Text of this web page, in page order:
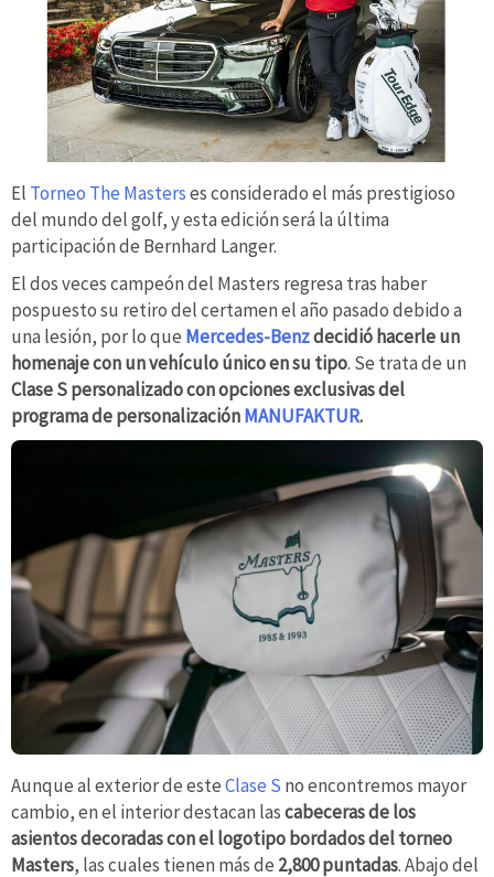
El Torneo The Masterses considerado el más prestigioso
del mundo del golf, y esta edición será la última
participación de Bernhard Langer.
El dos veces campeón del Masters regresa tras haber
pospuesto su retiro del certamen el año pasado debido a
una lesión, por lo que Mercedes-Benzdecidió hacerle un
homenaje con un vehículo único en su tipo. Se trata de un
Clase S personalizado con opciones exclusivas del
programa de personalizaciónMANUFAKTUR.
Aunque al exterior de esteClase S no encontremos mayor
cambio, en el interior destacan lascabeceras de los
asientos decoradas con el logotipo bordados del torneo
Masters, las cuales tienen más de 2,800 puntadas. Abajo del